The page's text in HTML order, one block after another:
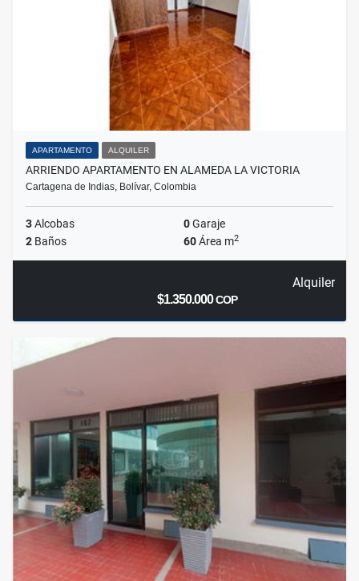
APARTAMENTO ALQUILER
ARRIENDO APARTAMENTO EN ALAMEDA LA VICTORIA
Cartagena de Indias, Bolívar, Colombia
3Alcobas 0Garaje
2 Baños 60Área m2
Alquiler
$1.350.000COP